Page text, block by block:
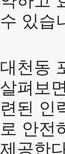
수 있습
대천동
살펴보
련된 인
로 안전
제공한